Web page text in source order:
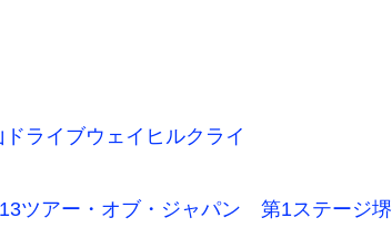
ライブウェイヒルクライ
ツアー・オブ・ジャパン 第1ステージ堺